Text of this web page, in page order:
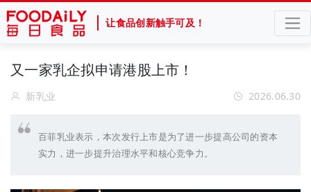
让食品创新触手可及！
又一家乳企拟申请港股上市！
新乳业 2026.06.30
百菲乳业表示，本次发行上市是为了进一步提高公司的资本
实力，进一步提升治理水平和核心竞争力。